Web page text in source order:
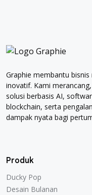
Graphie membantu
inovatif. Kami
solusi berbasis AI,
blockchain, serta
dampak nyata bagi
Produk
Ducky Pop
Desain Bulanan